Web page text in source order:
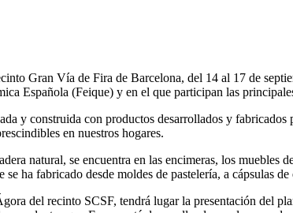
Gran Vía de Fira de Barcelona, del 14 al 17 de
Española (Feique) y en el que participan las
y construida con productos desarrollados y
en nuestros hogares.
natural, se encuentra en las encimeras, los
ha fabricado desde moldes de pastelería, a cápsulas
del recinto SCSF, tendrá lugar la presentación del